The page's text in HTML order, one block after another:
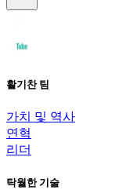
활기찬 팀
가치 및 역사
연혁
리더
탁월한 기술